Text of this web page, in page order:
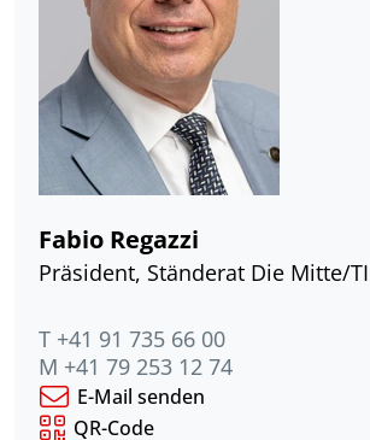
Fabio Regazzi
Präsident, Ständerat Die Mitte/TI
T +41 91 735 66 00
M +41 79 253 12 74
E-Mail senden
QR-Code